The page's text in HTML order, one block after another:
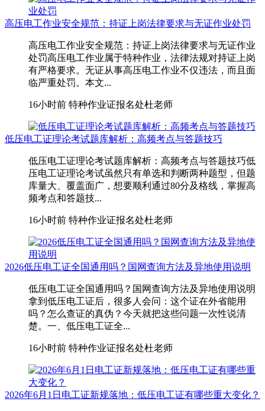
高压电工作业安全规范：持证上岗法律要求与无证作业处罚
高压电工作业安全规范：持证上岗法律要求与无证作业
处罚高压电工作业属于特种作业，法律法规对持证上岗
有严格要求。无证从事高压电工作业不仅违法，而且面
临严重处罚。本文...
16小时前 特种作业证报名处杜老师
低压电工证理论考试题库解析：高频考点与答题技巧
低压电工证理论考试题库解析：高频考点与答题技巧低
压电工证理论考试虽然只有单选和判断两种题型，但题
库量大、覆盖面广，想要顺利通过80分及格线，掌握高
频考点和答题技...
16小时前 特种作业证报名处杜老师
2026低压电工证全国通用吗？国网查询方法及异地使用说明
低压电工证全国通用吗？国网查询方法及异地使用说明
拿到低压电工证后，很多人会问：这个证在外省能用
吗？怎么查证的真伪？今天就把这些问题一次性说清
楚。一、低压电工证全...
16小时前 特种作业证报名处杜老师
2026年6月1日电工证新规落地：低压电工证有哪些重大变化？